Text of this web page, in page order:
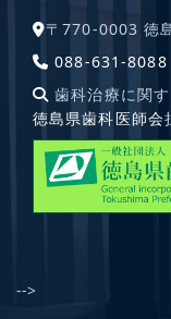
〒770-0003 徳
088-631-8088
歯科治療に関
徳島県歯科医師会
-->